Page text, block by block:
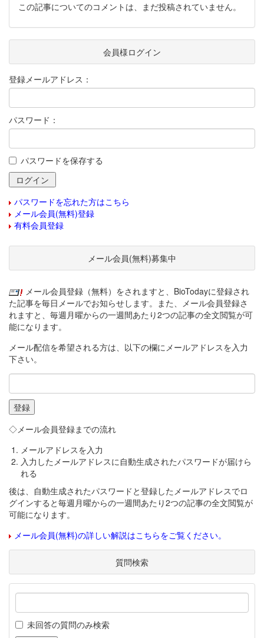
この記事についてのコメントは、まだ投稿されていません。
会員様ログイン
登録メールアドレス：
パスワード：
パスワードを保存する
パスワードを忘れた方はこちら
メール会員(無料)登録
有料会員登録
メール会員(無料)募集中
メール会員登録（無料）をされますと、BioTodayに登録され
た記事を毎日メールでお知らせします。また、メール会員登録さ
れますと、毎週月曜からの一週間あたり2つの記事の全文閲覧が可
能になります。
メール配信を希望される方は、以下の欄にメールアドレスを入力
下さい。
◇メール会員登録までの流れ
メールアドレスを入力
入力したメールアドレスに自動生成されたパスワードが届けら
れる
後は、自動生成されたパスワードと登録したメールアドレスでロ
グインすると毎週月曜からの一週間あたり2つの記事の全文閲覧が
可能になります。
メール会員(無料)の詳しい解説はこちらをご覧ください。
質問検索
未回答の質問のみ検索